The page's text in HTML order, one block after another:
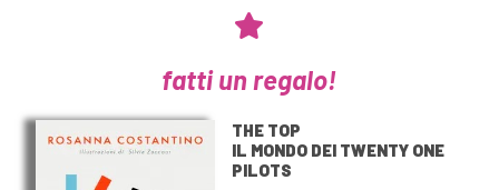
fatti un regalo!
THE TOP
IL MONDO DEI TWENTY ONE
PILOTS